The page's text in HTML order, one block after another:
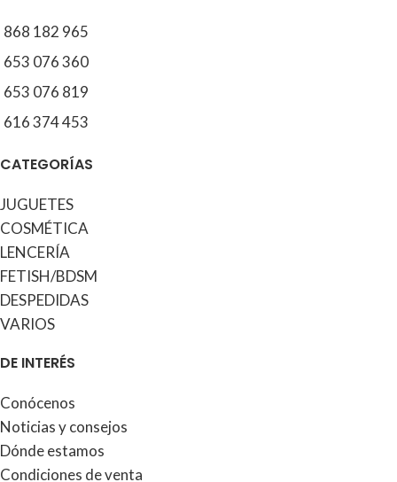
868 182 965
653 076 360
653 076 819
616 374 453
CATEGORÍAS
JUGUETES
COSMÉTICA
LENCERÍA
FETISH/BDSM
DESPEDIDAS
VARIOS
DE INTERÉS
Conócenos
Noticias y consejos
Dónde estamos
Condiciones de venta